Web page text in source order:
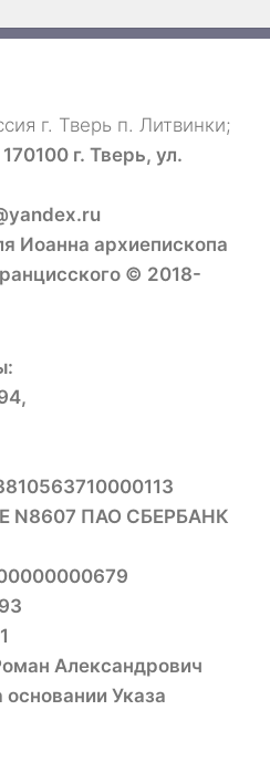
г. Тверь п. Литвинки;
г. Тверь, ул.
Иоанна архиепископа
© 2018-
N8607 ПАО СБЕРБАНК
Александрович
Указа